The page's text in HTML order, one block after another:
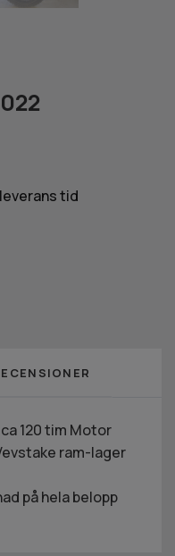
tid
120 tim Motor
ram-lager
på hela belopp